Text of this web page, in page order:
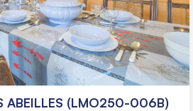
ABEILLES (LMO250-006B)